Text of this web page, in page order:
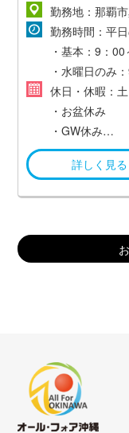
勤務地：那覇
勤務時間：平
・基本：9：
・水曜日のみ
休日・休暇：
・お盆休み
・GW休み
・年末年始休み
詳しく見る